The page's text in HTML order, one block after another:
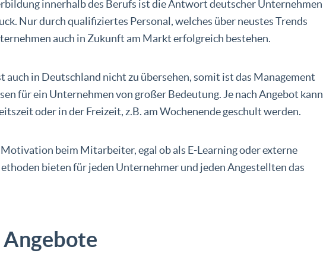
innerhalb des Berufs ist die Antwort deutscher Unternehmen
Nur durch qualifiziertes Personal, welches über neustes Trends
auch in Zukunft am Markt erfolgreich bestehen.
auch in Deutschland nicht zu übersehen, somit ist das Management
für ein Unternehmen von großer Bedeutung. Je nach Angebot kann
oder in der Freizeit, z.B. am Wochenende geschult werden.
beim Mitarbeiter, egal ob als E-Learning oder externe
bieten für jeden Unternehmer und jeden Angestellten das